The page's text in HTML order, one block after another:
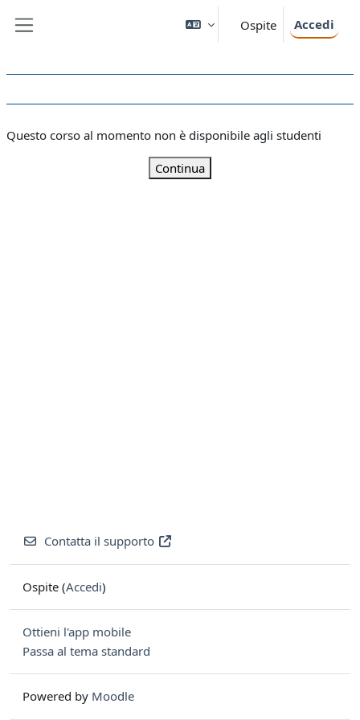
Ospite Accedi
Questo corso al momento non è disponibile agli studenti
Continua
Contatta il supporto
Ospite (Accedi)
Ottieni l'app mobile
Passa al tema standard
Powered by Moodle